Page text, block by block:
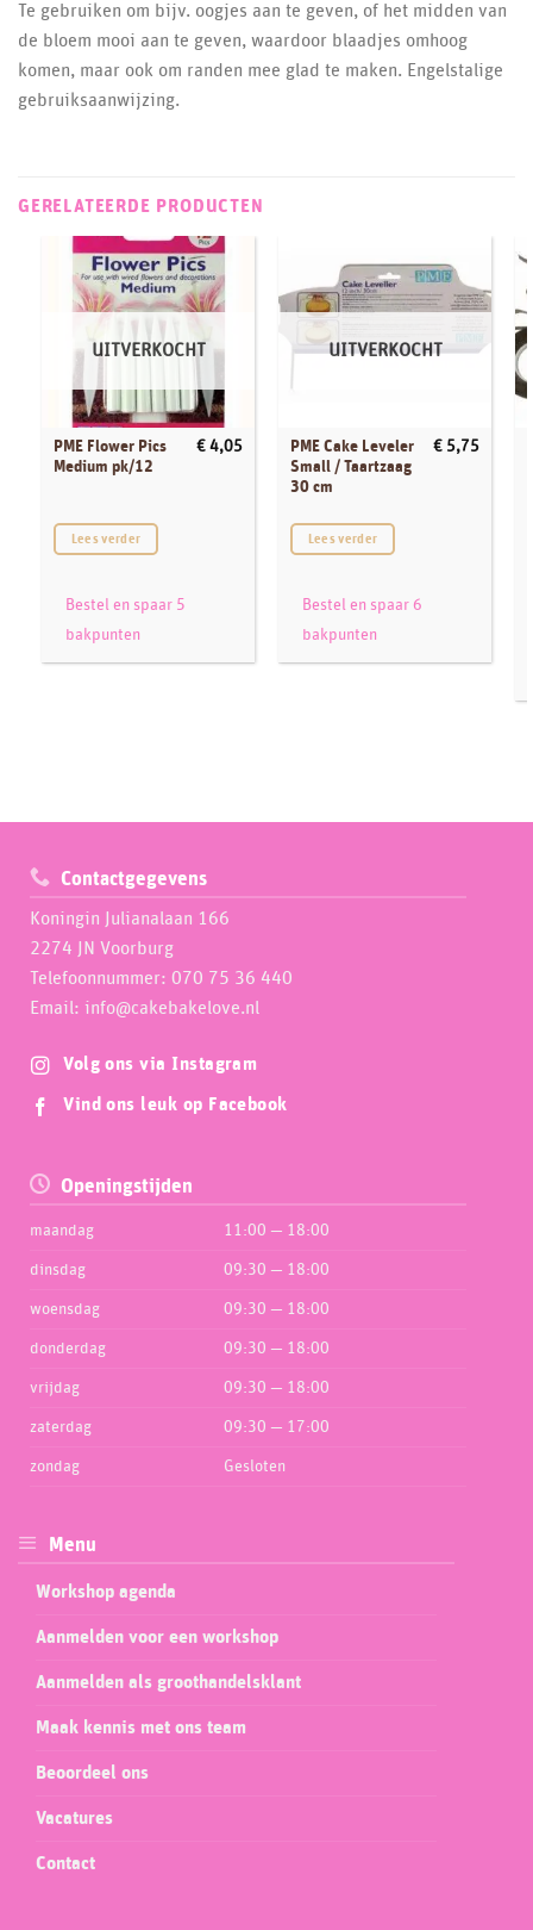
Te gebruiken om bijv. oogjes aan te geven, of het midden van
de bloem mooi aan te geven, waardoor blaadjes omhoog
komen, maar ook om randen mee glad te maken. Engelstalige
gebruiksaanwijzing.
GERELATEERDE PRODUCTEN
UITVERKOCHT
PME Flower Pics
Medium pk/12
€ 4,05
Lees verder
Bestel en spaar 5
bakpunten
UITVERKOCHT
PME Cake Leveler
Small / Taartzaag
30 cm
€ 5,75
Lees verder
Bestel en spaar 6
bakpunten
Contactgegevens
Koningin Julianalaan 166
2274 JN Voorburg
Telefoonnummer: 070 75 36 440
Email: info@cakebakelove.nl
Volg ons via Instagram
Vind ons leuk op Facebook
Openingstijden
maandag 11:00 — 18:00
dinsdag 09:30 — 18:00
woensdag 09:30 — 18:00
donderdag 09:30 — 18:00
vrijdag 09:30 — 18:00
zaterdag 09:30 — 17:00
zondag Gesloten
Menu
Workshop agenda
Aanmelden voor een workshop
Aanmelden als groothandelsklant
Maak kennis met ons team
Beoordeel ons
Vacatures
Contact